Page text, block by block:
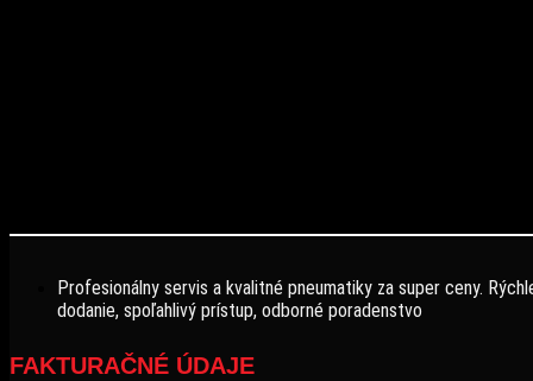
Profesionálny servis a kvalitné pneumatiky za super ceny.
dodanie, spoľahlivý prístup, odborné poradenstvo
FAKTURAČNÉ ÚDAJE